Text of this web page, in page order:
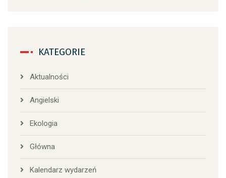
KATEGORIE
Aktualności
Angielski
Ekologia
Główna
Kalendarz wydarzeń